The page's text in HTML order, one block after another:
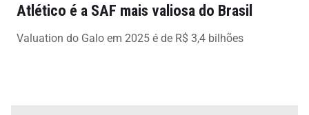
Atlético é a SAF mais valiosa do Brasil
Valuation do Galo em 2025 é de R$ 3,4 bilhões